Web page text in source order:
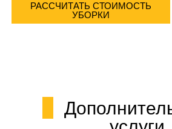
РАССЧИТАТЬ СТОИМОСТЬ
УБОРКИ